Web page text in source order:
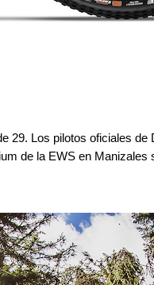
29. Los pilotos oficiales
de la EWS en Manizales